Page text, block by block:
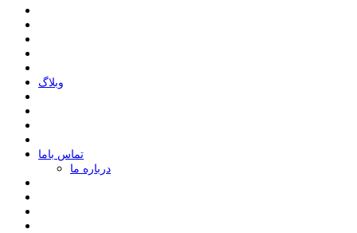
وبلاگ
ﺗﻤﺎﺱ ﺑﺎﻣﺎ
درباره ما